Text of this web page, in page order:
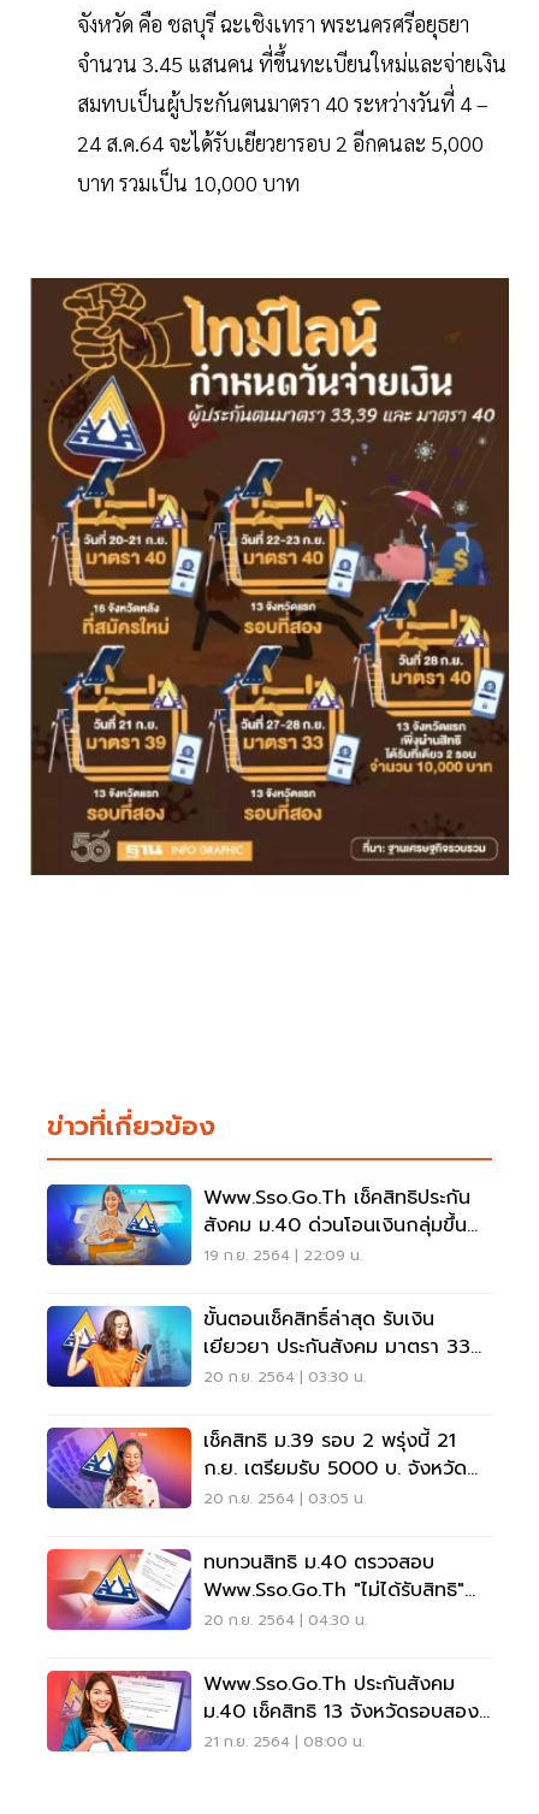
จังหวัด คือ ชลบุรี ฉะเชิงเทรา พระนครศรีอยุธยา
จำนวน 3.45 แสนคน ที่ขึ้นทะเบียนใหม่และจ่ายเงิน
สมทบเป็นผู้ประกันตนมาตรา 40 ระหว่างวันที่ 4 –
24 ส.ค.64 จะได้รับเยียวยารอบ 2 อีกคนละ 5,000
บาท รวมเป็น 10,000 บาท
ข่าวที่เกี่ยวข้อง
Www.sso.go.th เช็คสิทธิประกัน
สังคม ม.40 ด่วนโอนเงินกลุ่มขึ้น
ทะเบียนใหม่ 16 จังหวัด
19 ก.ย. 2564 | 22:09 น.
ขั้นตอนเช็คสิทธิ์ล่าสุด รับเงิน
เยียวยา ประกันสังคม มาตรา 33
มาตรา 39 มาตรา 40
20 ก.ย. 2564 | 03:30 น.
เช็คสิทธิ ม.39 รอบ 2 พรุ่งนี้ 21
ก.ย. เตรียมรับ 5000 บ. จังหวัด
ไหนบ้าง คลิกที่นี่
20 ก.ย. 2564 | 03:05 น.
ทบทวนสิทธิ ม.40 ตรวจสอบ
Www.sso.go.th "ไม่ได้รับสิทธิ"
สรุปขั้นตอนที่นี่
20 ก.ย. 2564 | 04:30 น.
Www.sso.go.th ประกันสังคม
ม.40 เช็คสิทธิ 13 จังหวัดรอบสอง
รับเงินเยียวยา 5 พัน
21 ก.ย. 2564 | 08:00 น.